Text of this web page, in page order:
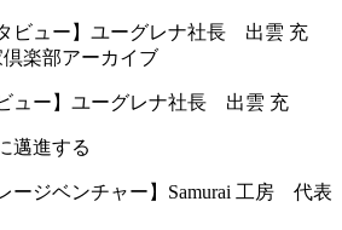
楽部アーカイブ
ュー】ユーグレナ社長 出雲 充
邁進する